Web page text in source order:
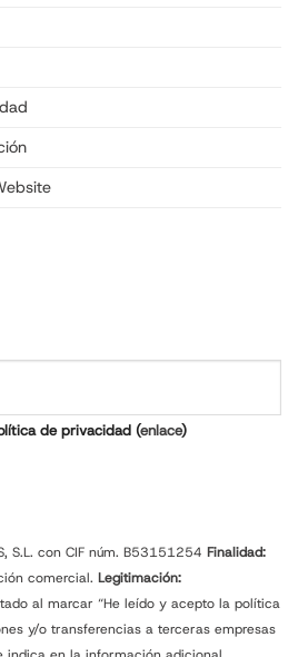
de privacidad (enlace)
S.L. con CIF núm. B53151254 Finalidad:
comercial. Legitimación:
al marcar “He leído y acepto la política
y/o transferencias a terceras empresas